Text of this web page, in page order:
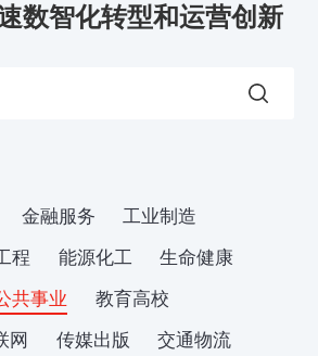
数智化转型和运营创新
金融服务
工业制造
程 能源化工
生命健康
共事业
教育高校
网 传媒出版
交通物流